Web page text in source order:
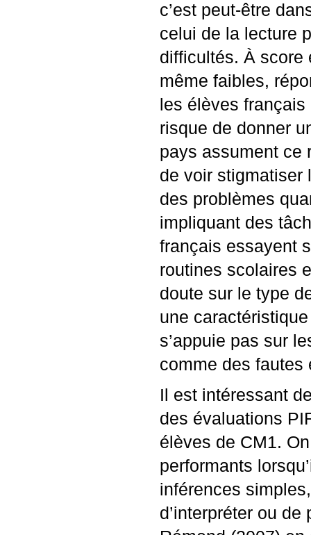
c’est peut-être
celui de la lecture
difficultés. À score
même faibles,
les élèves
risque de donner
pays assument ce
de voir stigmatiser
des problèmes
impliquant des
français essayent
routines scolaires
doute sur le type
une
s’appuie pas sur
comme des fautes
Il est intéressant
des évaluations
élèves de CM1.
performants
inférences
d’interpréter ou